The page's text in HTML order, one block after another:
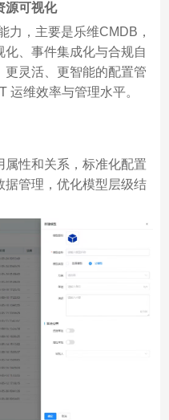
源可视化
力，主要是乐维CMDB，
、事件集成化与合规自
灵活、更智能的配置管
运维效率与管理水平。
属性和关系，标准化配置
据管理，优化模型层级结